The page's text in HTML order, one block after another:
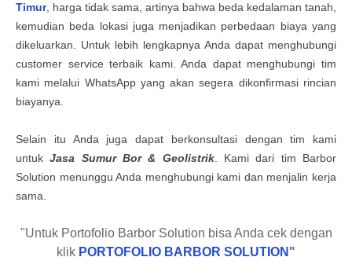
Timur, harga tidak sama, artinya bahwa beda kedalaman tanah,
kemudian beda lokasi juga menjadikan perbedaan biaya yang
dikeluarkan. Untuk lebih lengkapnya Anda dapat menghubungi
customer service terbaik kami. Anda dapat menghubungi tim
kami melalui WhatsApp yang akan segera dikonfirmasi rincian
biayanya.
Selain itu Anda juga dapat berkonsultasi dengan tim kami
untukJasa Sumur Bor & Geolistrik. Kami dari tim Barbor
Solution menunggu Anda menghubungi kami dan menjalin kerja
sama.
"Untuk Portofolio Barbor Solution bisa Anda cek dengan
klik PORTOFOLIO BARBOR SOLUTION "